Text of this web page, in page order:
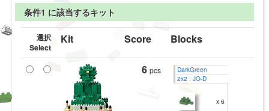
条件1 に該当するキット
選択
Select
Kit Score Blocks
6 pcs
DarkGreen
2x2 : JO-D
x 6